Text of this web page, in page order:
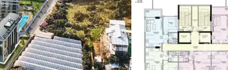
Турция · 2 556
Таиланд · 2 172
Россия · 2 106